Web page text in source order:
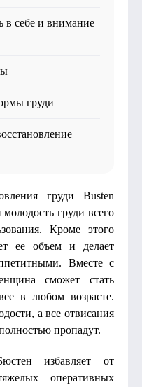
в себе и внимание
груди
груди Busten
груди всего
Кроме этого
ее объем и делает
Вместе с
сможет стать
в любом возрасте.
а все отвисания
пропадут.
избавляет от
оперативных